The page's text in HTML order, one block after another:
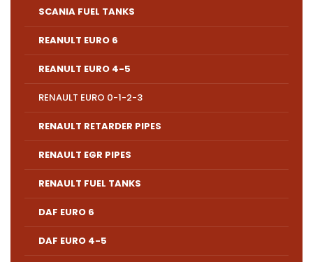
SCANIA FUEL TANKS
REANULT EURO 6
REANULT EURO 4-5
RENAULT EURO 0-1-2-3
RENAULT RETARDER PIPES
RENAULT EGR PIPES
RENAULT FUEL TANKS
DAF EURO 6
DAF EURO 4-5